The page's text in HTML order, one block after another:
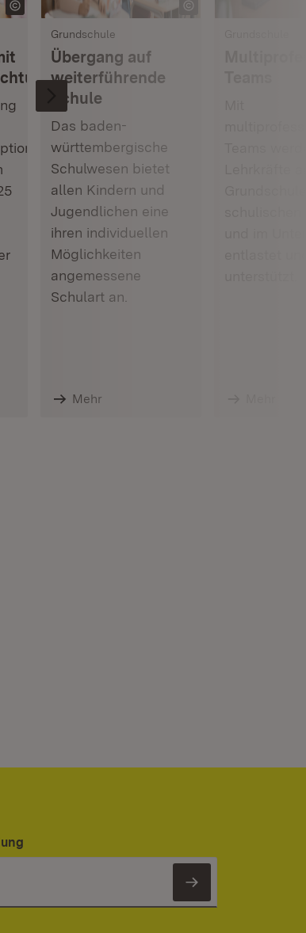
Grundschule
Übergang auf
weiterführende
Schule
Das baden-
württembergische
Schulwesen bietet
allen Kindern und
Jugendlichen eine
ihren individuellen
Möglichkeiten
angemessene
Schulart an.
Mehr
Newsletter